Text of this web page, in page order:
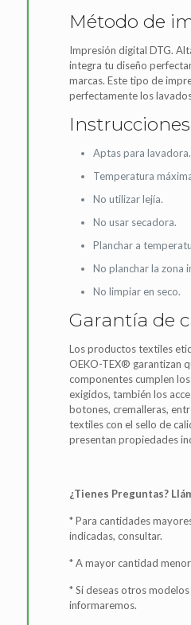
Método de
Impresión digital DTG.
integra tu diseño
marcas. Este tipo de
perfectamente los
Aptas para lavadora.
Temperatura
No utilizar lejía.
No usar secadora.
Planchar a
No planchar la zona
No limpiar en seco.
Garantía de
Los productos textiles
OEKO-TEX® garantizan
componentes cumplen
exigidos, también los
botones, cremalleras,
textiles con el sello de
presentan propiedades
¿Tienes Preguntas?
* Para cantidades
indicadas, consultar.
* A mayor cantidad
* Si deseas otros
informaremos.